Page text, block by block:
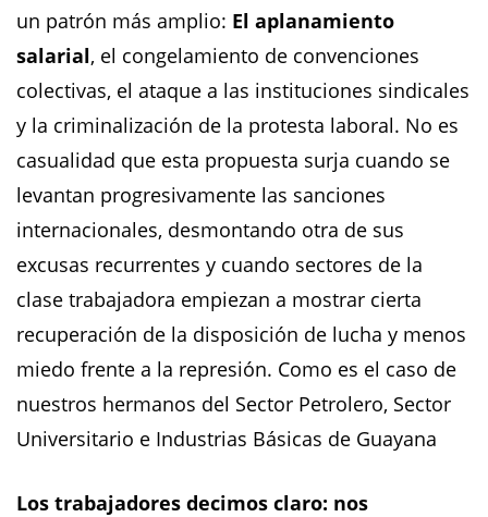
un patrón más amplio: El aplanamiento
salarial, el congelamiento de convenciones
colectivas, el ataque a las instituciones sindicales
y la criminalización de la protesta laboral. No es
casualidad que esta propuesta surja cuando se
levantan progresivamente las sanciones
internacionales, desmontando otra de sus
excusas recurrentes y cuando sectores de la
clase trabajadora empiezan a mostrar cierta
recuperación de la disposición de lucha y menos
miedo frente a la represión. Como es el caso de
nuestros hermanos del Sector Petrolero, Sector
Universitario e Industrias Básicas de Guayana
Los trabajadores decimos claro: nos